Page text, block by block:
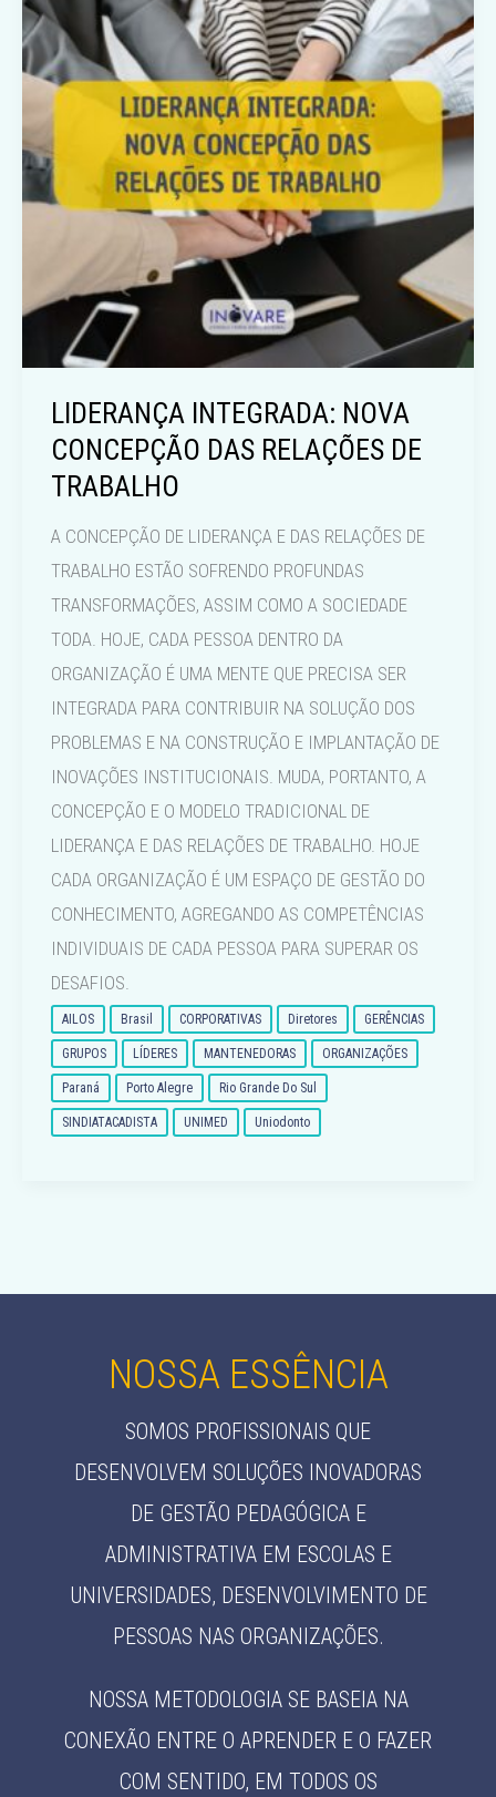
LIDERANÇA INTEGRADA: NOVA
CONCEPÇÃO DAS RELAÇÕES DE
TRABALHO
A CONCEPÇÃO DE LIDERANÇA E DAS RELAÇÕES DE
TRABALHO ESTÃO SOFRENDO PROFUNDAS
TRANSFORMAÇÕES, ASSIM COMO A SOCIEDADE
TODA. HOJE, CADA PESSOA DENTRO DA
ORGANIZAÇÃO É UMA MENTE QUE PRECISA SER
INTEGRADA PARA CONTRIBUIR NA SOLUÇÃO DOS
PROBLEMAS E NA CONSTRUÇÃO E IMPLANTAÇÃO DE
INOVAÇÕES INSTITUCIONAIS. MUDA, PORTANTO, A
CONCEPÇÃO E O MODELO TRADICIONAL DE
LIDERANÇA E DAS RELAÇÕES DE TRABALHO. HOJE
CADA ORGANIZAÇÃO É UM ESPAÇO DE GESTÃO DO
CONHECIMENTO, AGREGANDO AS COMPETÊNCIAS
INDIVIDUAIS DE CADA PESSOA PARA SUPERAR OS
DESAFIOS.
AILOS Brasil CORPORATIVAS Diretores GERÊNCIAS
GRUPOS LÍDERES MANTENEDORAS ORGANIZAÇÕES
Paraná Porto Alegre Rio Grande Do Sul
SINDIATACADISTA UNIMED Uniodonto
NOSSA ESSÊNCIA
SOMOS PROFISSIONAIS QUE
DESENVOLVEM SOLUÇÕES INOVADORAS
DE GESTÃO PEDAGÓGICA E
ADMINISTRATIVA EM ESCOLAS E
UNIVERSIDADES, DESENVOLVIMENTO DE
PESSOAS NAS ORGANIZAÇÕES.
NOSSA METODOLOGIA SE BASEIA NA
CONEXÃO ENTRE O APRENDER E O FAZER
COM SENTIDO, EM TODOS OS